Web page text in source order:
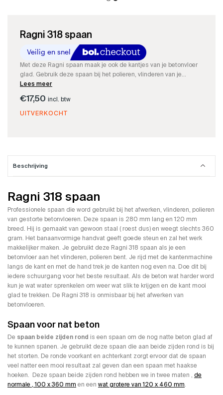
Ragni 318 spaan
Met deze Ragni spaan maak je ook de kantjes van je betonvloer
glad. Gebruik deze spaan bij het polieren, vlinderen van je
betonvloer.
Lees meer
€17,50 incl. btw
UITVERKOCHT
Beschrijving
Ragni 318 spaan
Professionele spaan die word gebruikt bij het afwerken, vlinderen, polieren
van gestorte betonvloeren. Deze spaan is 280 mm lang en 120 mm
breed. Hij is gemaakt van gewoon staal ( roest dus) en weegt slechts 360
gram. Het banaanvormige handvat geeft goede steun en zal het werk
makkelijker maken. Je gebruikt deze Ragni 318 spaan als je een
betonvloer aan het vlinderen, polieren bent. Je rijd met de kantenmachine
langs de kant en met de hand trek je de kanten nog even na. Doe dit bij
iedere schuurgang voor het beste resultaat. Als de beton wat harder word
kun je wat water sprenkelen om weer wat slik te krijgen en de kant mooi
glad te trekken. De Ragni 318 is onmisbaar bij het afwerken van
betonvloeren.
Spaan voor nat beton
De spaan beide zijden rond is een spaan om de nog natte beton glad af
te kunnen spanen. Je gebruikt deze spaan die aan beide zijden rond is bij
het storten. De ronde voorkant en achterkant zorgt ervoor dat de spaan
veel natter een mooi resultaat zal geven dan een spaan met haakse
hoeken. Deze spaan beide zijden rond hebben we in twee maten , de
normale , 100 x 360 mm en een wat grotere van 120 x 460 mm.